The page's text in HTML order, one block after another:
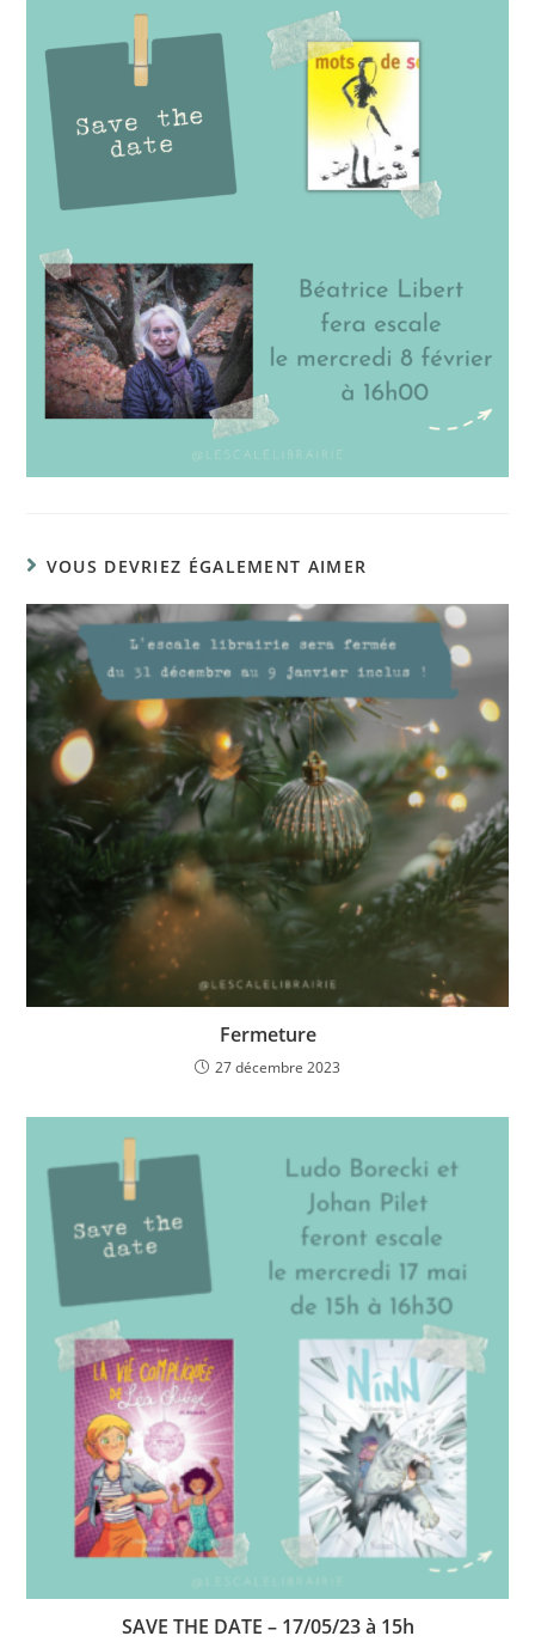
VOUS DEVRIEZ ÉGALEMENT AIMER
Fermeture
27 décembre 2023
SAVE THE DATE – 17/05/23 à 15h